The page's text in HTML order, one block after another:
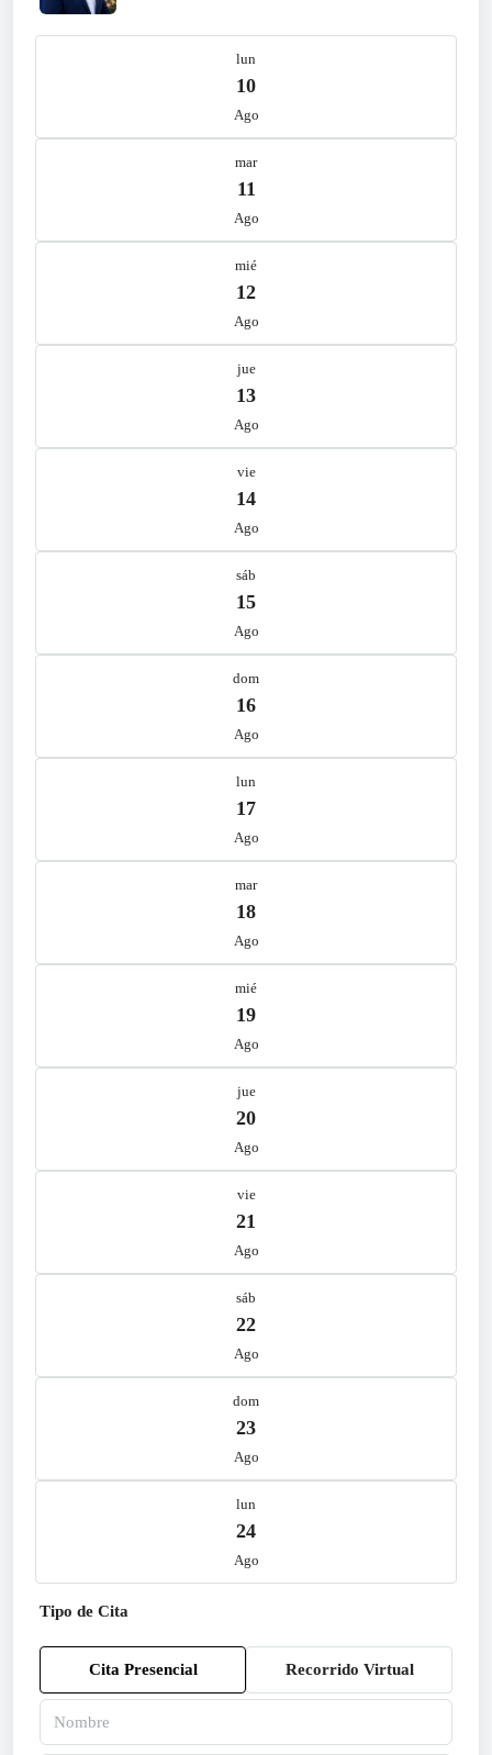
lun
10
Ago
mar
11
Ago
mié
12
Ago
jue
13
Ago
vie
14
Ago
sáb
15
Ago
dom
16
Ago
lun
17
Ago
mar
18
Ago
mié
19
Ago
jue
20
Ago
vie
21
Ago
sáb
22
Ago
dom
23
Ago
lun
24
Ago
Tipo de Cita
Cita Presencial Recorrido Virtual